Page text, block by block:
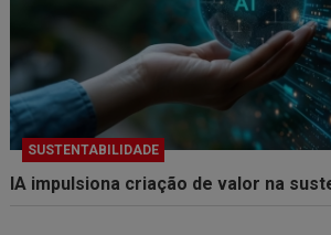
SUSTENTABILIDADE
IA impulsiona criação de valor na